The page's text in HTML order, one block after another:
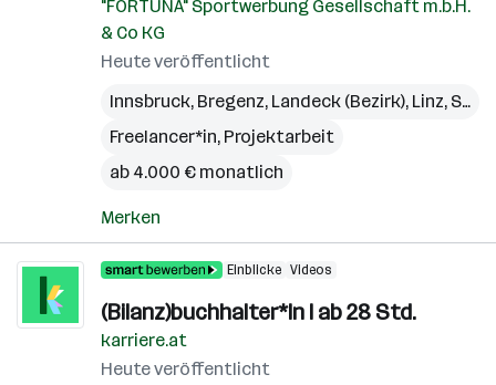
"FORTUNA" Sportwerbung Gesellschaft m.b.H.
& Co KG
Heute veröffentlicht
Innsbruck, Bregenz, Landeck (Bezirk), Linz, St. Pölten
Freelancer*in, Projektarbeit
ab 4.000 € monatlich
Merken
Einblicke Videos
(Bilanz)buchhalter*In I ab 28 Std.
karriere.at
Heute veröffentlicht